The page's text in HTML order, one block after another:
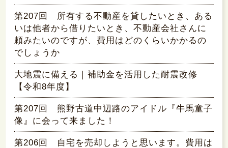
第207回 所有する不動産を貸したいとき、ある
いは他者から借りたいとき、不動産会社さんに
頼みたいのですが、費用はどのくらいかかるの
でしょうか
大地震に備える｜補助金を活用した耐震改修
【令和8年度】
第207回 熊野古道中辺路のアイドル『牛馬童子
像』に会って来ました！
第206回 自宅を売却しようと思います。費用は